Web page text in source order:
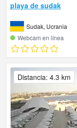
playa de sudak
Sudak, Ucrania
Webcam en línea
Distancia: 4.3 km